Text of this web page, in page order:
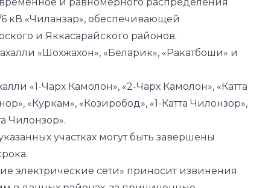
«Шохжахон», «Беларик», «Ракатбоши» и
«1-Чарх Камолон», «2-Чарх Камолон», «Катта
«Куркам», «Козиробод», «1-Катта Чилонзор»,
Чилонзор».
участках могут быть завершены
электрические сети» приносит извинения
в данных районах, за причиненные
отключением электроэнергии.